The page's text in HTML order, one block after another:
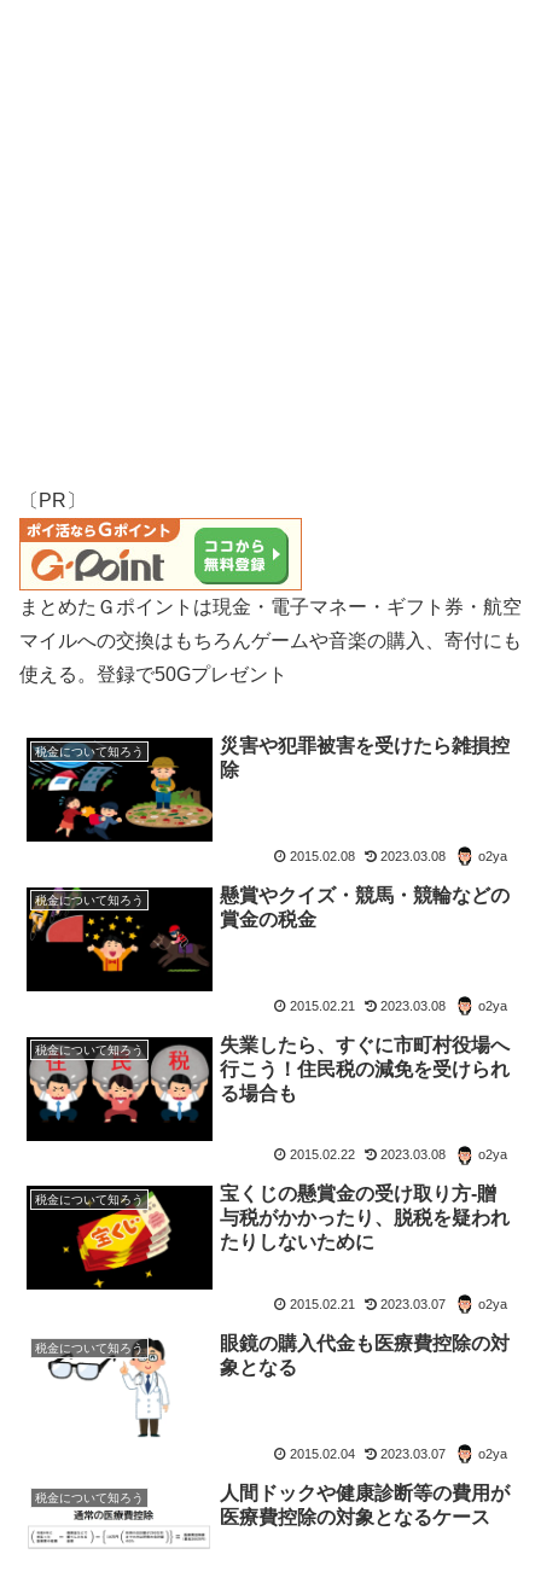
〔PR〕
まとめたＧポイントは現金・電子マネー・ギフト券・航空
マイルへの交換はもちろんゲームや音楽の購入、寄付にも
使える。登録で50Gプレゼント
税金について知ろう
災害や犯罪被害を受けたら雑損控
除
2015.02.08 2023.03.08 o2ya
税金について知ろう
懸賞やクイズ・競馬・競輪などの
賞金の税金
2015.02.21 2023.03.08 o2ya
税金について知ろう
失業したら、すぐに市町村役場へ
行こう！住民税の減免を受けられ
る場合も
2015.02.22 2023.03.08 o2ya
税金について知ろう
宝くじの懸賞金の受け取り方-贈
与税がかかったり、脱税を疑われ
たりしないために
2015.02.21 2023.03.07 o2ya
税金について知ろう
眼鏡の購入代金も医療費控除の対
象となる
2015.02.04 2023.03.07 o2ya
税金について知ろう
人間ドックや健康診断等の費用が
医療費控除の対象となるケース